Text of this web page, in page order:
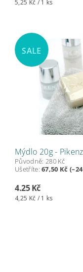
5,25 Kč / 1 ks
SALE
Mýdlo 20g - Pikenz
Původně: 280 Kč
Ušetříte:67,50 Kč
4.25 Kč
4,25 Kč / 1 ks